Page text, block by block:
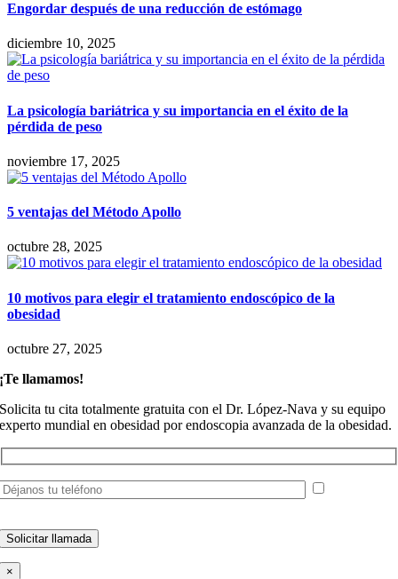
Engordar después de una reducción de estómago
diciembre 10, 2025
La psicología bariátrica y su importancia en el éxito de la
pérdida de peso
noviembre 17, 2025
5 ventajas del Método Apollo
octubre 28, 2025
10 motivos para elegir el tratamiento endoscópico de la
obesidad
octubre 27, 2025
¡Te llamamos!
Solicita tu cita totalmente gratuita con el Dr. López-Nava y su equipo
experto mundial en obesidad por endoscopia avanzada de la obesidad.
×